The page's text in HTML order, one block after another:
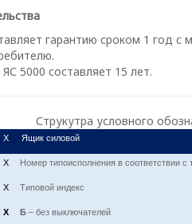
гарантию сроком 1 год с
5000 составляет 15 лет.
Струкутра условного
Х Ящик силовой
X Номер типоисполнения в соответствии
X Типовой индекс
X Б – без выключателей